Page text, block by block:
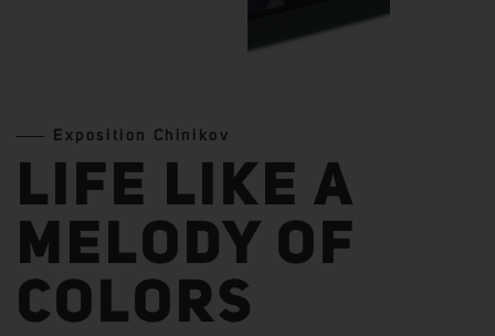
Exposition Chinikov
LIFE LIKE A
MELODY OF
COLORS